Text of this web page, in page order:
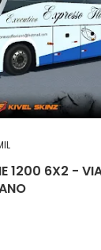
1200 6X2 -